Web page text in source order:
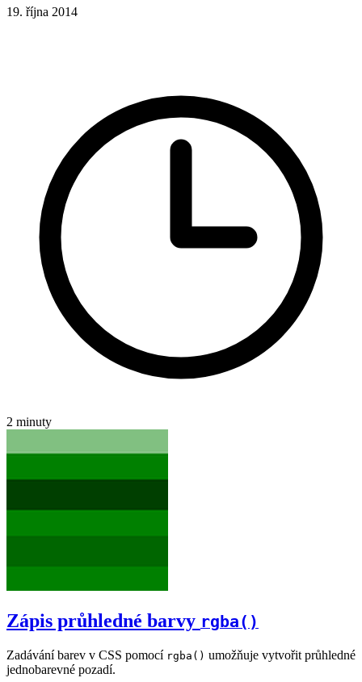
19. října 2014
2 minuty
Zápis průhledné barvy rgba()
Zadávání barev v CSS pomocí rgba() umožňuje vytvořit průhledné
jednobarevné pozadí.